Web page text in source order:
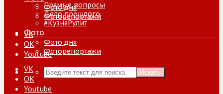
Фото дня
Фоторепортажи
VK
ОК
Youtube
Искать
Прямые вопросы
Дело прошлого
#КузняРулит
Фото
Фото дня
Фоторепортажи
VK
ОК
Youtube